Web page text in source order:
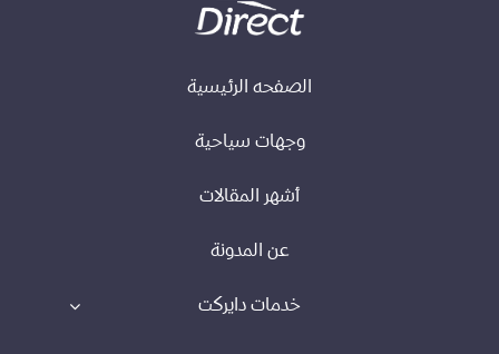
الصفحه الرئيسية
وجهات سياحية
أشهر المقالات
عن المدونة
خدمات دايركت